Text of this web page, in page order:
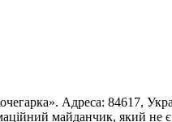
Адреса: 84617,
майданчик, який не